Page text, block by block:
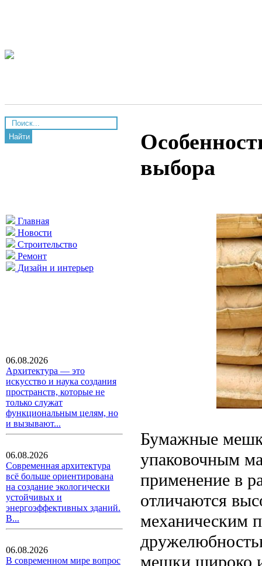
Найти
Главная
Новости
Строительство
Ремонт
Дизайн и интерьер
06.08.2026
Архитектура — это
искусство и наука создания
пространств, которые не
только служат
функциональным целям, но
и вызывают...
06.08.2026
Современная архитектура
всё больше ориентирована
на создание экологически
устойчивых и
энергоэффективных зданий.
В...
06.08.2026
В современном мире вопрос
выбора
Бумажные
упаковочным
применение в
отличаются
механическим
мешки широко